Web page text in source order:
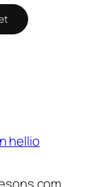
hellio